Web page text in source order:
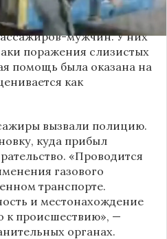
пострадали
мужчин. У них
поражения слизистых
помощь была оказана на
как
вызвали полицию.
куда прибыл
«Проводится
газового
транспорте.
и местонахождение
к происшествию», —
органах.